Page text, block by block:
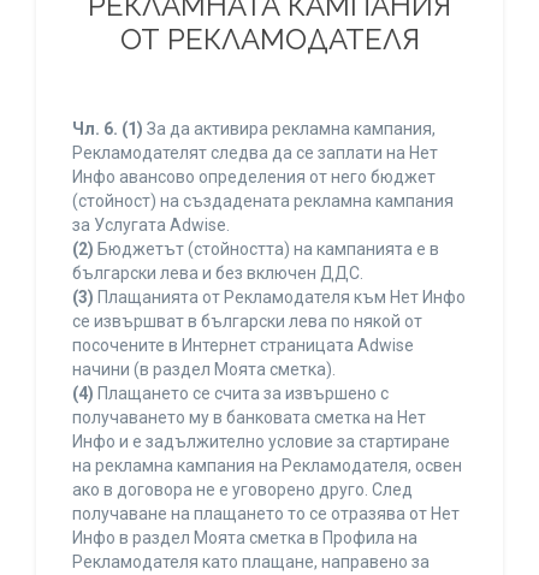
ОТ РЕКЛАМОДАТЕЛЯ
Чл. 6. (1) За да активира рекламна кампания,
Рекламодателят следва да се заплати на Нет
Инфо авансово определения от него бюджет
(стойност) на създадената рекламна кампания
за Услугата Adwise.
(2) Бюджетът (стойността) на кампанията е в
български лева и без включен ДДС.
(3) Плащанията от Рекламодателя към Нет Инфо
се извършват в български лева по някой от
посочените в Интернет страницата Adwise
начини (в раздел Моята сметка).
(4) Плащането се счита за извършено с
получаването му в банковата сметка на Нет
Инфо и е задължително условие за стартиране
на рекламна кампания на Рекламодателя, освен
ако в договора не е уговорено друго. След
получаване на плащането то се отразява от Нет
Инфо в раздел Моята сметка в Профила на
Рекламодателя като плащане, направено за